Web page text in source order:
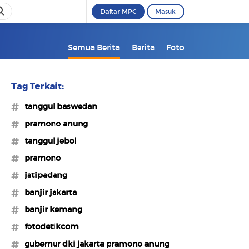
Daftar MPC Masuk
Semua Berita Berita Foto
Tag Terkait:
#tanggul baswedan
#pramono anung
#tanggul jebol
#pramono
#jatipadang
#banjir jakarta
#banjir kemang
#fotodetikcom
#gubernur dki jakarta pramono anung